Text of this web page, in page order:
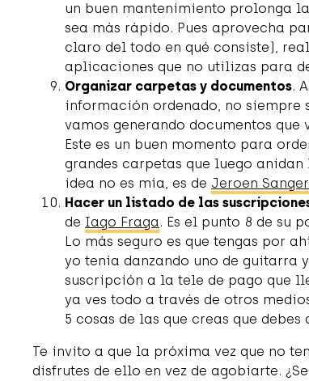
un buen mantenimiento prolonga
sea más rápido. Pues aprovecha
claro del todo en qué consiste),
aplicaciones que no utilizas para
Organizar carpetas y documentos.
información ordenado, no siempre
vamos generando documentos
Este es un buen momento para
grandes carpetas que luego anidan
idea no es mía, es de Jeroen
Hacer un listado de las
de Iago Fraga. Es el punto 8 de su
Lo más seguro es que tengas por
yo tenía danzando uno de guitarra
suscripción a la tele de pago que
ya ves todo a través de otros
5 cosas de las que creas que
Te invito a que la próxima vez que no
disfrutes de ello en vez de agobiarte.